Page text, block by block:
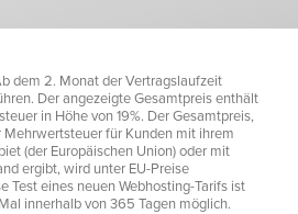
dem 2. Monat der Vertragslaufzeit
Der angezeigte Gesamtpreis enthält
in Höhe von 19%. Der Gesamtpreis,
für Kunden mit ihrem
(der Europäischen Union) oder mit
ergibt, wird unter EU-Preise
Test eines neuen Webhosting-Tarifs ist
innerhalb von 365 Tagen möglich.